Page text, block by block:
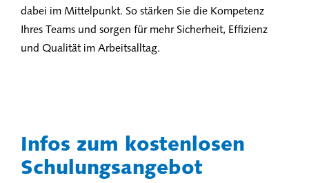
dabei im Mittelpunkt. So stärken Sie die Kompetenz
Ihres Teams und sorgen für mehr Sicherheit, Effizienz
und Qualität im Arbeitsalltag.
Infos zum kostenlosen
Schulungsangebot